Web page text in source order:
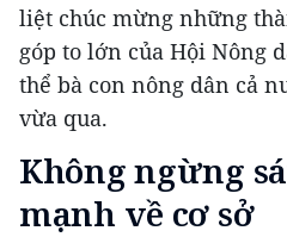
liệt chúc mừng những
góp to lớn của Hội Nông
thể bà con nông dân cả
vừa qua.
Không ngừng
mạnh về cơ sở